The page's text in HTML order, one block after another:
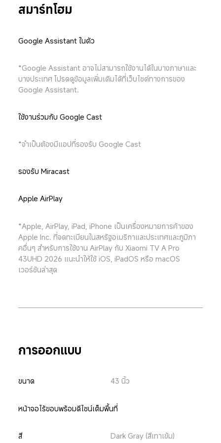
สมาร์ทโฮม
Google Assistant ในตัว
*Google Assistant อาจไม่สามารถใช้งานได้ในบางภาษาและ
บางประเทศ โปรดดูข้อมูลเพิ่มเติมได้ที่เว็บไซต์ทางการของ
Google Assistant.
ใช้งานร่วมกับ Google Cast
*จำเป็นต้องมีแอปที่รองรับ Google Cast
รองรับ Miracast
Apple AirPlay
*Apple, AirPlay, iPad, iPhone เป็นเครื่องหมายการค้าของ
Apple Inc. ที่จดทะเบียนในสหรัฐอเมริกาและประเทศและภูมิภา
คอื่นๆ สำหรับการใช้งาน AirPlay กับ Xiaomi TV A Pro
43UHD 2026 แนะนำให้ใช้ iOS, iPadOS หรือ macOS
เวอร์ชันล่าสุด
การออกแบบ
ขนาด 43 นิ้ว
หน้าจอไร้ขอบพร้อมดีไซน์เต็มพื้นที่
สี Dark Gray (สีเทาเข้ม)